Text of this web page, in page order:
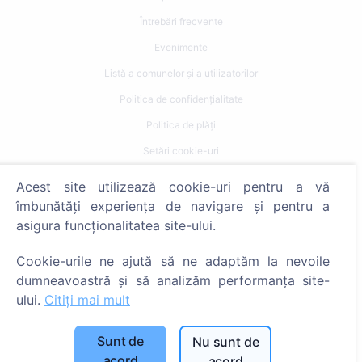
Întrebări frecvente
Evenimente
Listă a comunelor și a utilizatorilor
Politica de confidențialitate
Politica de plăți
Setări cookie-uri
Caută
Caută decedați
Servicii
SIA "CEMETY", LV40103618951
Acest site utilizează cookie-uri pentru a vă
îmbunătăți experiența de navigare și pentru a
asigura funcționalitatea site-ului.
Cookie-urile ne ajută să ne adaptăm la nevoile
dumneavoastră și să analizăm performanța site-
ului. Citiți mai mult
Sunt de
Nu sunt de